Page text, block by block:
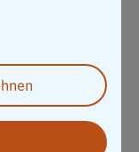
finanziellen